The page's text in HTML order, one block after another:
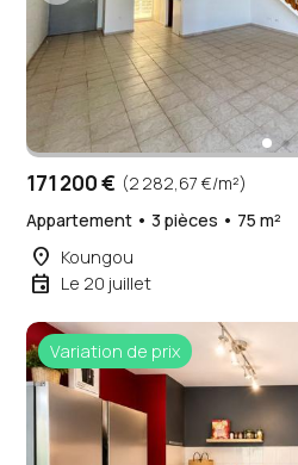
171 200 € (2 282,67 €/m²)
Appartement • 3 pièces • 75 m²
place Koungou
event Le 20 juillet
Variation de prix